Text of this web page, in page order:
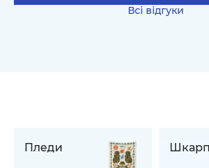
Всі відгуки
Пледи